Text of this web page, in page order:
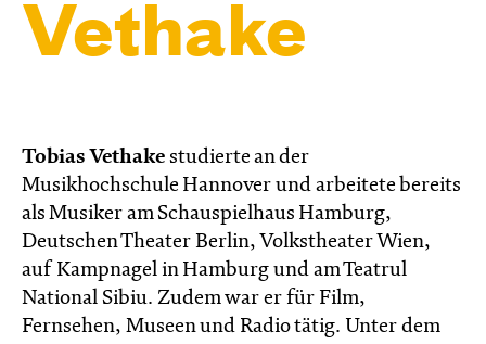
Vethake
Tobias Vethake studierte an der
Musikhochschule Hannover und arbeitete bereits
als Musiker am Schauspielhaus Hamburg,
Deutschen Theater Berlin, Volkstheater Wien,
auf Kampnagel in Hamburg und am Teatrul
National Sibiu. Zudem war er für Film,
Fernsehen, Museen und Radio tätig. Unter dem